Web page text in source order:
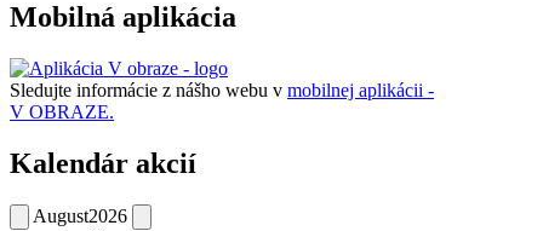
Mobilná aplikácia
Sledujte informácie z nášho webu v mobilnej aplikácii -
V OBRAZE.
Kalendár akcií
August2026